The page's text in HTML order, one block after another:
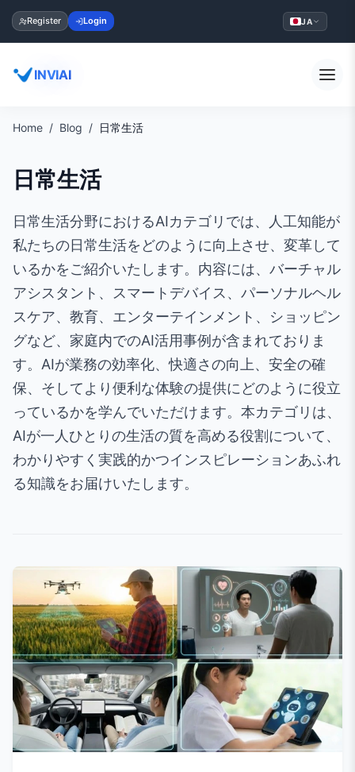
Register Login JA
INVIAI
Home Blog 日常生活
日常生活
日常生活分野におけるAIカテゴリでは、人工知能が
私たちの日常生活をどのように向上させ、変革して
いるかをご紹介いたします。内容には、バーチャル
アシスタント、スマートデバイス、パーソナルヘル
スケア、教育、エンターテインメント、ショッピン
グなど、家庭内でのAI活用事例が含まれておりま
す。AIが業務の効率化、快適さの向上、安全の確
保、そしてより便利な体験の提供にどのように役立
っているかを学んでいただけます。本カテゴリは、
AIが一人ひとりの生活の質を高める役割について、
わかりやすく実践的かつインスピレーションあふれ
る知識をお届けいたします。